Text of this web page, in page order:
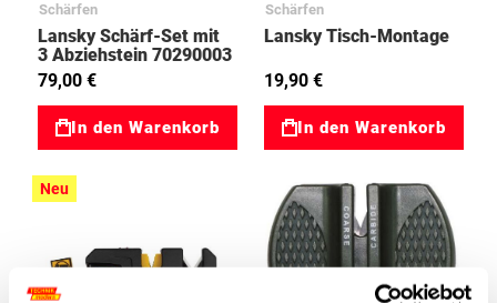
Schärfen
Lansky Schärf-Set mit
3 Abziehstein 70290003
79,00 €
In den Warenkorb
Schärfen
Lansky Tisch-Montage
19,90 €
In den Warenkorb
Neu
Zur Wunschliste